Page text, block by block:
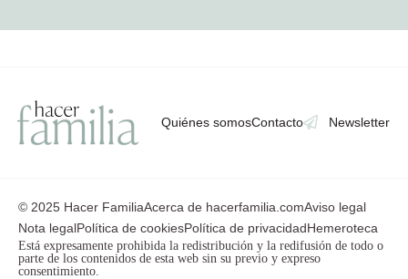
Quiénes somosContacto Newsletter
© 2025 Hacer FamiliaAcerca de hacerfamilia.comAviso legal
Nota legalPolítica de cookiesPolítica de privacidadHemeroteca
Está expresamente prohibida la redistribución y la redifusión de todo o
parte de los contenidos de esta web sin su previo y expreso
consentimiento.